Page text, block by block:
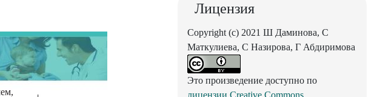
Лицензия
Copyright (c) 2021 Ш Даминова, С
Маткулиева, С Назирова, Г Абдиримова
Это произведение доступно по
лицензии Creative Commons